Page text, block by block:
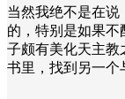
当然我绝不是在
的，特别是如果不
子颇有美化天主教
书里，找到另一个